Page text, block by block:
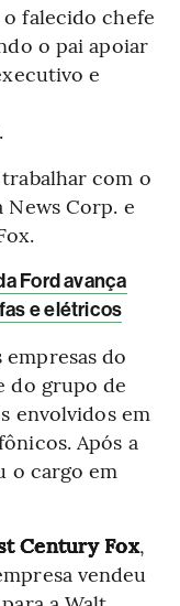
falecido chefe
o pai apoiar
e
com o
Corp. e
Ford avança
e elétricos
empresas do
do grupo de
envolvidos em
Após a
o cargo em
Century Fox,
vendeu